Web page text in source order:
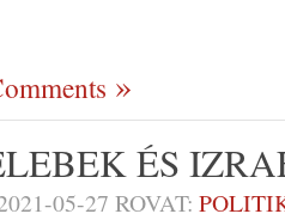
ÉS
05-27 ROVAT: